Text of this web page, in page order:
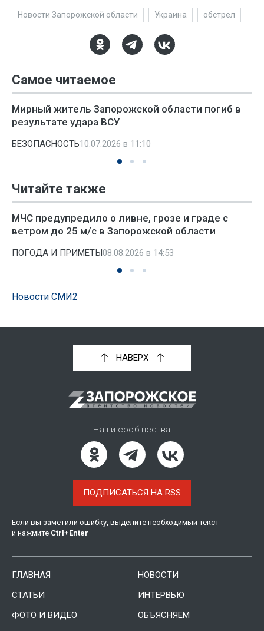
Новости Запорожской области Украина обстрел
Самое читаемое
Мирный житель Запорожской области погиб в
результате удара ВСУ
БЕЗОПАСНОСТЬ10.07.2026 в 11:10
Читайте также
МЧС предупредило о ливне, грозе и граде с
ветром до 25 м/с в Запорожской области
ПОГОДА И ПРИМЕТЫ08.08.2026 в 14:53
Новости СМИ2
НАВЕРХ
Наши сообщества
ПОДПИСАТЬСЯ НА RSS
Если вы заметили ошибку, выделите необходимый текст
и нажмите Ctrl +Enter
ГЛАВНАЯ
НОВОСТИ
СТАТЬИ
ИНТЕРВЬЮ
ФОТО И ВИДЕО
ОБЪЯСНЯЕМ